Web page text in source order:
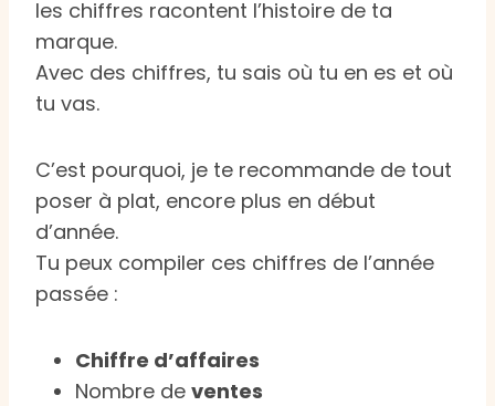
les chiffres racontent l’histoire de ta
marque.
Avec des chiffres, tu sais où tu en es et où
tu vas.
C’est pourquoi, je te recommande de tout
poser à plat, encore plus en début
d’année.
Tu peux compiler ces chiffres de l’année
passée :
Chiffre d’affaires
Nombre de ventes